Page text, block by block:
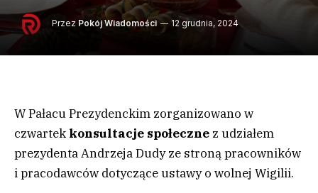
Przez Pokój Wiadomości 12 grudnia, 2024
W Pałacu Prezydenckim zorganizowano w
czwartek konsultacje społeczne z udziałem
prezydenta Andrzeja Dudy ze stroną pracowników
i pracodawców dotyczące ustawy o wolnej Wigilii.